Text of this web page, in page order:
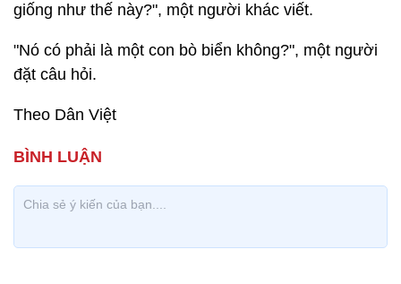
giống như thế này?", một người khác viết.
"Nó có phải là một con bò biển không?", một người
đặt câu hỏi.
Theo Dân Việt